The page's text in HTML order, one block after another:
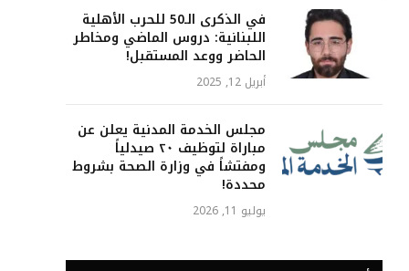
في الذكرى الـ50 للحرب الأهلية
اللبنانية: دروس الماضي ومخاطر
الحاضر ووعد المستقبل!
أبريل 12, 2025
مجلس الخدمة المدنية يعلن عن
مباراة لتوظيف ٢٠ صيدلياً
ومفتشاً في وزارة الصحة بشروط
محددة!
يوليو 11, 2026